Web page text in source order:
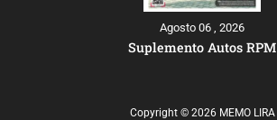
Agosto 06 , 2026
Suplemento Autos RPM
Copyright © 2026 MEMO LIRA